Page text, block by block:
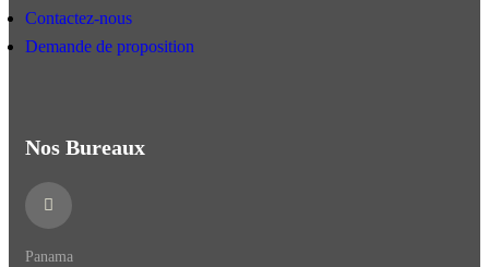
Contactez-nous
Demande de proposition
Nos Bureaux
Panama